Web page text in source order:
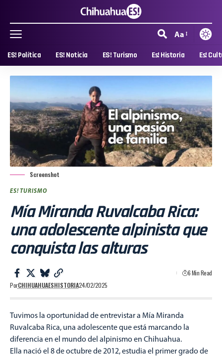
Aa
ES! Política ES! Noticia ES! Turismo Es! Historia Es!
Screenshot
ES! TURISMO
Mía Miranda Ruvalcaba Rica:
una adolescente alpinista que
conquista las alturas
PorCHIHUAHUAESHISTORIA24/02/2025
6 Min Read
Tuvimos la oportunidad de entrevistar a Mía Miranda
Ruvalcaba Rica, una adolescente que está marcando la
diferencia en el mundo del alpinismo en Chihuahua.
Ella nació el 8 de octubre de 2012, estudia el primer grado de